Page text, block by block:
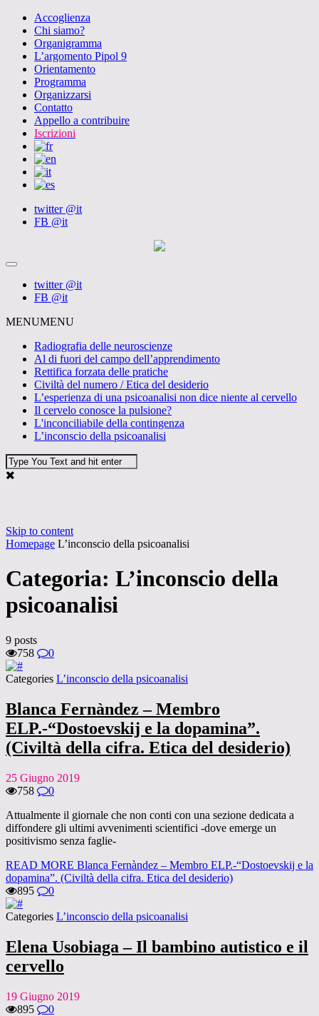
Accoglienza
Chi siamo?
Organigramma
L’argomento Pipol 9
Orientamento
Programma
Organizzarsi
Contatto
Appello a contribuire
Iscrizioni
twitter @it
FB @it
twitter @it
FB @it
MENUMENU
Radiografia delle neuroscienze
Al di fuori del campo dell’apprendimento
Rettifica forzata delle pratiche
Civiltà del numero / Etica del desiderio
L’esperienza di una psicoanalisi non dice niente al cervello
Il cervelo conosce la pulsione?
L'inconciliabile della contingenza
L’inconscio della psicoanalisi
Skip to content
Homepage L’inconscio della psicoanalisi
Categoria: L’inconscio della
psicoanalisi
9 posts
758
0
Categories L’inconscio della psicoanalisi
Blanca Fernàndez – Membro
ELP.-“Dostoevskij e la dopamina”.
(Civiltà della cifra. Etica del desiderio)
25 Giugno 2019
758
0
Attualmente il giornale che non conti con una sezione dedicata a
diffondere gli ultimi avvenimenti scientifici -dove emerge un
positivismo senza faglie-
READ MORE Blanca Fernàndez – Membro ELP.-“Dostoevskij e la
dopamina”. (Civiltà della cifra. Etica del desiderio)
895
0
Categories L’inconscio della psicoanalisi
Elena Usobiaga – Il bambino autistico e il
cervello
19 Giugno 2019
895
0